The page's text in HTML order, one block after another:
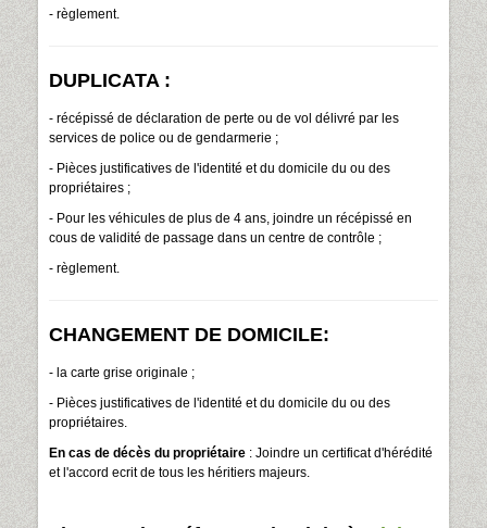
- règlement.
DUPLICATA :
- récépissé de déclaration de perte ou de vol délivré par les
services de police ou de gendarmerie ;
- Pièces justificatives de l'identité et du domicile du ou des
propriétaires ;
- Pour les véhicules de plus de 4 ans, joindre un récépissé en
cous de validité de passage dans un centre de contrôle ;
- règlement.
CHANGEMENT DE DOMICILE:
- la carte grise originale ;
- Pièces justificatives de l'identité et du domicile du ou des
propriétaires.
En cas de décès du propriétaire : Joindre un certificat d'hérédité
et l'accord ecrit de tous les héritiers majeurs.